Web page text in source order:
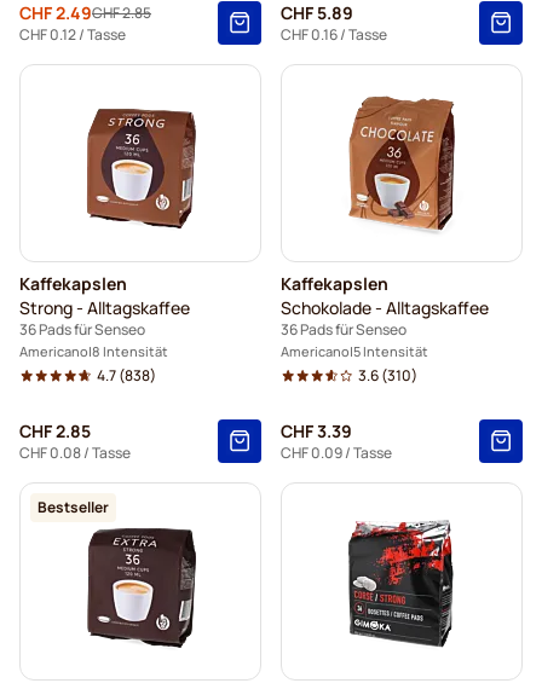
Sonderpreis
CHF 2.49Regulärer Preis
CHF 2.85
CHF 0.12/ Tasse
CHF 5.89
CHF 0.16/ Tasse
Kaffekapslen
Strong - Alltagskaffee
36 Pads für Senseo
Americano 8 Intensität
4.7(838)
CHF 2.85
CHF 0.08/ Tasse
Kaffekapslen
Schokolade - Alltagskaffee
36 Pads für Senseo
Americano 5 Intensität
3.6(310)
CHF 3.39
CHF 0.09/ Tasse
Bestseller